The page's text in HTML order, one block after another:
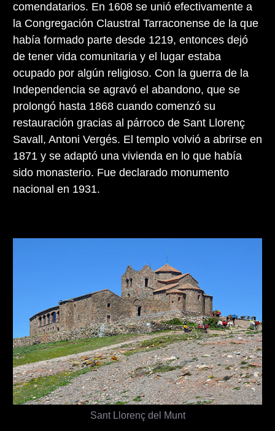
comendatarios. En 1608 se unió efectivamente a
la Congregación Claustral Tarraconense de la que
había formado parte desde 1219, entonces dejó
de tener vida comunitaria y el lugar estaba
ocupado por algún religioso. Con la guerra de la
Independencia se agravó el abandono, que se
prolongó hasta 1868 cuando comenzó su
restauración gracias al párroco de Sant Llorenç
Savall, Antoni Vergés. El templo volvió a abrirse en
1871 y se adaptó una vivienda en lo que había
sido monasterio. Fue declarado monumento
nacional en 1931.
Sant Llorenç del Munt